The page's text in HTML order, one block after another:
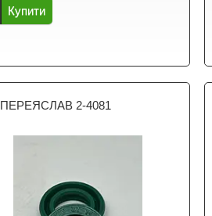
Купити
ПЕРЕЯСЛАВ 2-4081